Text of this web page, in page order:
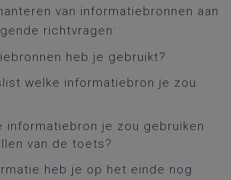
van informatiebronnen aan
richtvragen:
heb je gebruikt?
welke informatiebron je zou
informatiebron je zou gebruiken
van de toets?
heb je op het einde nog